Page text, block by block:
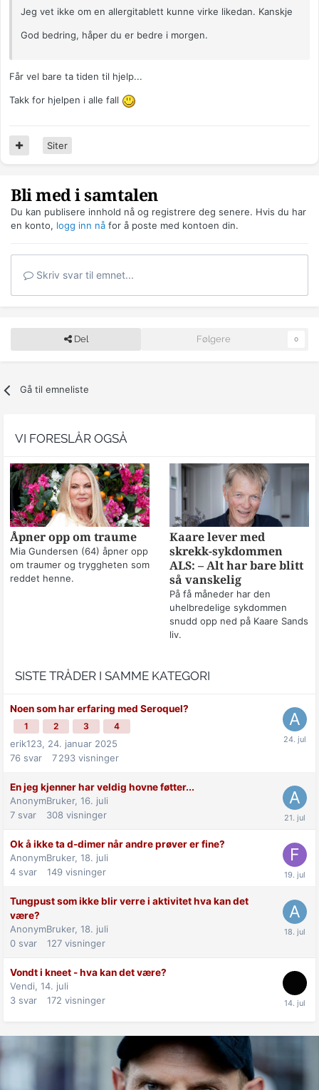
Jeg vet ikke om en allergitablett kunne virke likedan. Kanskje
God bedring, håper du er bedre i morgen.
Får vel bare ta tiden til hjelp...
Takk for hjelpen i alle fall
Siter
Bli med i samtalen
Du kan publisere innhold nå og registrere deg senere. Hvis du har
en konto, logg inn nå for å poste med kontoen din.
Skriv svar til emnet...
Del Følgere 0
Gå til emneliste
VI FORESLÅR OGSÅ
Åpner opp om traume
Mia Gundersen (64) åpner opp
om traumer og tryggheten som
reddet henne.
Kaare lever med
skrekk-sykdommen
ALS: – Alt har bare blitt
så vanskelig
På få måneder har den
uhelbredelige sykdommen
snudd opp ned på Kaare Sands
liv.
SISTE TRÅDER I SAMME KATEGORI
Noen som har erfaring med Seroquel?
1 2 3 4
erik123, 24. januar 2025
76 svar 7 293 visninger
En jeg kjenner har veldig hovne føtter...
AnonymBruker, 16. juli
7 svar 308 visninger
Ok å ikke ta d-dimer når andre prøver er fine?
AnonymBruker, 18. juli
4 svar 149 visninger
Tungpust som ikke blir verre i aktivitet hva kan det
være?
AnonymBruker, 18. juli
0 svar 127 visninger
Vondt i kneet - hva kan det være?
Vendi, 14. juli
3 svar 172 visninger